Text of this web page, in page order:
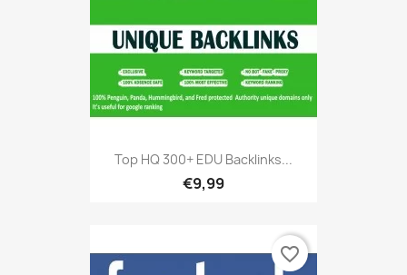
Top HQ 300+ EDU Backlinks...
€9,99
favorite_border